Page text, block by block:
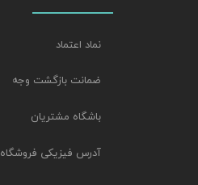
نماد اعتماد
ضمانت بازگشت وجه
باشگاه مشتریان
آدرس فیزیکی فروشگاه